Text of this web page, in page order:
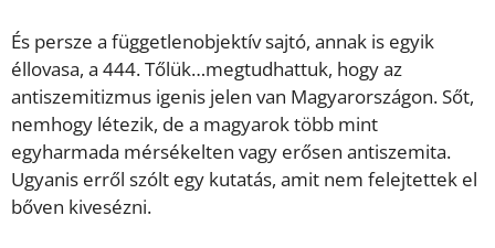
És persze a függetlenobjektív sajtó, annak is egyik
éllovasa, a 444. Tőlük…megtudhattuk, hogy az
antiszemitizmus igenis jelen van Magyarországon. Sőt,
nemhogy létezik, de a magyarok több mint
egyharmada mérsékelten vagy erősen antiszemita.
Ugyanis erről szólt egy kutatás, amit nem felejtettek el
bőven kivesézni.